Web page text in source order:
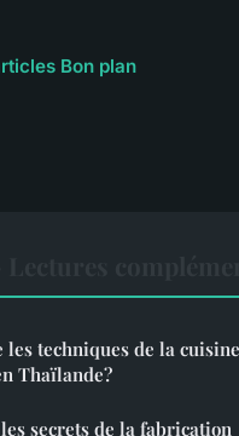
Bon plan
techniques de la cuisine
Thaïlande?
secrets de la fabrication